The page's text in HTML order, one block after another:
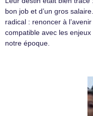
bon job et d’un gros
radical : renoncer à
compatible avec les
notre époque.